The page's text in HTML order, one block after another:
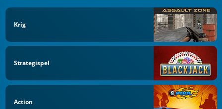
Krig
Strategispel
Action